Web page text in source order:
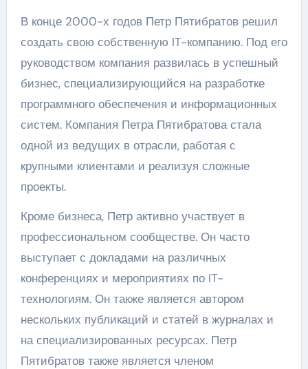
В конце 2000-х годов Петр Пятибратов решил
создать свою собственную IT-компанию. Под его
руководством компания развилась в успешный
бизнес, специализирующийся на разработке
программного обеспечения и информационных
систем. Компания Петра Пятибратова стала
одной из ведущих в отрасли, работая с
крупными клиентами и реализуя сложные
проекты.
Кроме бизнеса, Петр активно участвует в
профессиональном сообществе. Он часто
выступает с докладами на различных
конференциях и мероприятиях по IT-
технологиям. Он также является автором
нескольких публикаций и статей в журналах и
на специализированных ресурсах. Петр
Пятибратов также является членом